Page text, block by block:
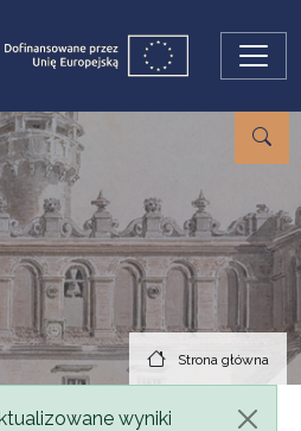
Strona główna
wyniki